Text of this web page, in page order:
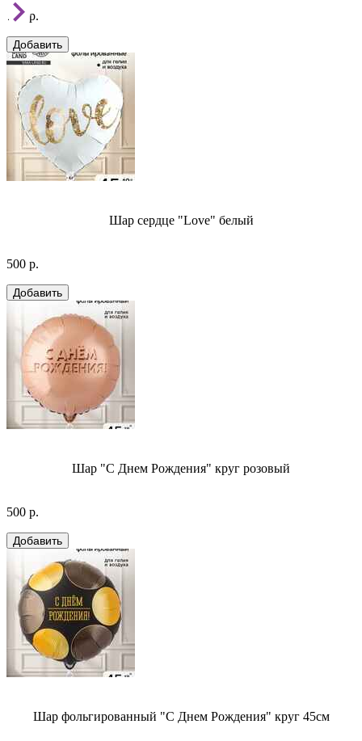
750 р.
Шар сердце "Love" белый
500 р.
Шар "С Днем Рождения" круг розовый
500 р.
Шар фольгированный "С Днем Рождения" круг 45см